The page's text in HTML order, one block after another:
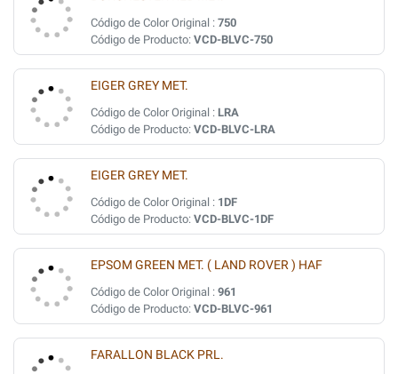
Código de Color Original : 750
Código de Producto: VCD-BLVC-750
EIGER GREY MET.
Código de Color Original : LRA
Código de Producto: VCD-BLVC-LRA
EIGER GREY MET.
Código de Color Original : 1DF
Código de Producto: VCD-BLVC-1DF
EPSOM GREEN MET. ( LAND ROVER ) HAF
Código de Color Original : 961
Código de Producto: VCD-BLVC-961
FARALLON BLACK PRL.